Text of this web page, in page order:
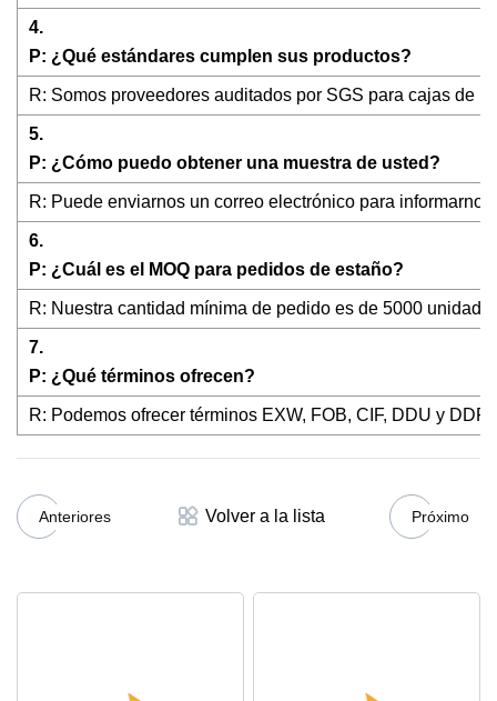
4.
P: ¿Qué estándares cumplen sus productos?
R: Somos proveedores auditados por SGS para cajas de
5.
P: ¿Cómo puedo obtener una muestra de usted?
R: Puede enviarnos un correo electrónico para
6.
P: ¿Cuál es el MOQ para pedidos de estaño?
R: Nuestra cantidad mínima de pedido es de 5000
7.
P: ¿Qué términos ofrecen?
R: Podemos ofrecer términos EXW, FOB, CIF, DDU y
Anteriores Volver a la lista Próximo